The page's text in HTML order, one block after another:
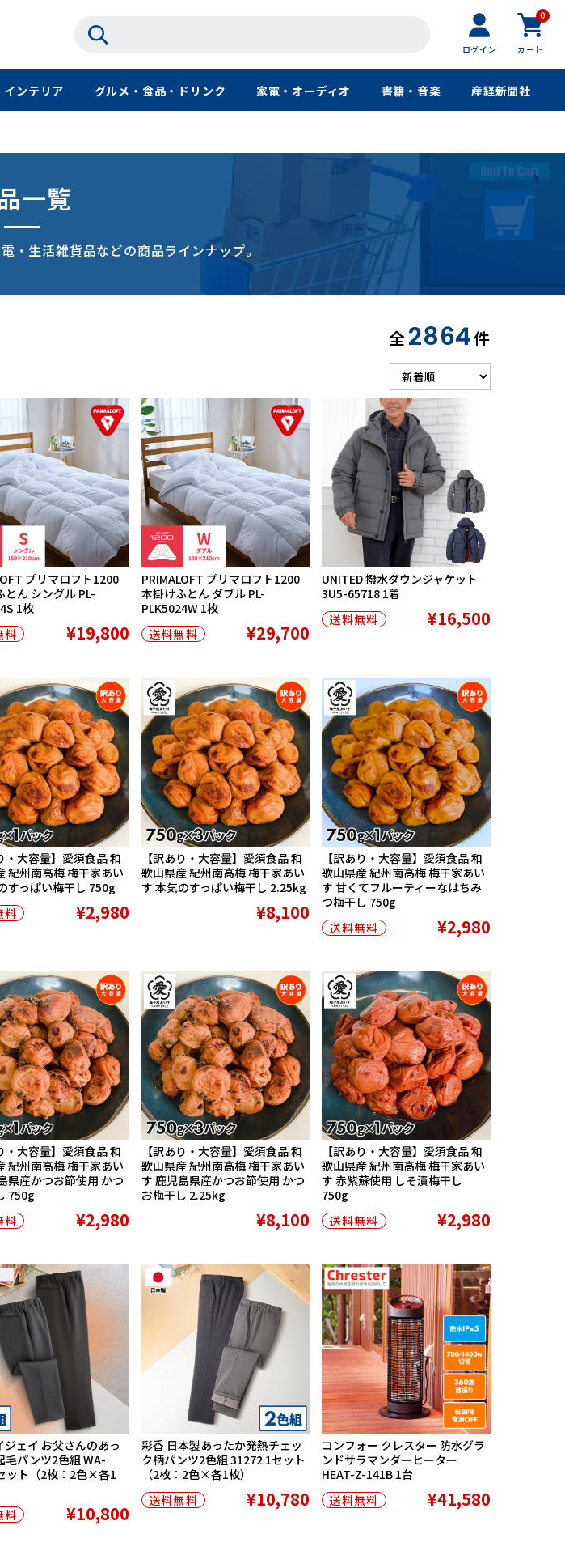
ログイン
0
カート
インテリア グルメ・食品・ドリンク 家電・オーディオ 書籍・音楽 産経新聞社
一覧
・生活雑貨品などの商品ラインナップ。
全2864件
プリマロフト1200
とん シングル PL-
1枚
料
¥19,800
PRIMALOFT プリマロフト1200
本掛けふとん ダブル PL-
PLK5024W 1枚
送料無料
¥29,700
UNITED 撥水ダウンジャケット
3U5-65718 1着
送料無料
¥16,500
・大容量】愛須食品 和
紀州南高梅 梅干家あい
すっぱい梅干し 750g
料
¥2,980
【訳あり・大容量】愛須食品 和
歌山県産 紀州南高梅 梅干家あい
す 本気のすっぱい梅干し 2.25kg
¥8,100
【訳あり・大容量】愛須食品 和
歌山県産 紀州南高梅 梅干家あい
す 甘くてフルーティーなはちみ
つ梅干し 750g
送料無料
¥2,980
・大容量】愛須食品 和
紀州南高梅 梅干家あい
県産かつお節使用 かつ
750g
料
¥2,980
【訳あり・大容量】愛須食品 和
歌山県産 紀州南高梅 梅干家あい
す 鹿児島県産かつお節使用 かつ
お梅干し 2.25kg
¥8,100
【訳あり・大容量】愛須食品 和
歌山県産 紀州南高梅 梅干家あい
す 赤紫蘇使用 しそ漬梅干し
750g
送料無料
¥2,980
ジェイ お父さんのあっ
毛パンツ2色組 WA-
ット（2枚：2色×各1
料
¥10,800
彩香 日本製あったか発熱チェッ
ク柄パンツ2色組 31272 1セット
（2枚：2色×各1枚）
送料無料
¥10,780
コンフォー クレスター 防水グラ
ンドサラマンダーヒーター
HEAT-Z-141B 1台
送料無料
¥41,580